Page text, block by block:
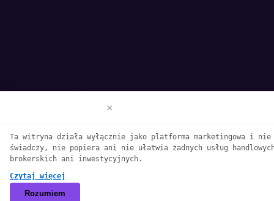
experience. By continuing to use our
website, you agree to our use of cookies.
See ourCookie Policy
Accept
×
Ta witryna działa wyłącznie jako platforma marketingowa i nie
świadczy, nie popiera ani nie ułatwia żadnych usług
brokerskich ani inwestycyjnych.
Czytaj więcej
Rozumiem